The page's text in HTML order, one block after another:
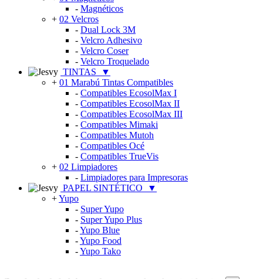
- Magnéticos
+ 02 Velcros
- Dual Lock 3M
- Velcro Adhesivo
- Velcro Coser
- Velcro Troquelado
TINTAS
▼
+ 01 Marabú Tintas Compatibles
- Compatibles EcosolMax I
- Compatibles EcosolMax II
- Compatibles EcosolMax III
- Compatibles Mimaki
- Compatibles Mutoh
- Compatibles Océ
- Compatibles TrueVis
+ 02 Limpiadores
- Limpiadores para Impresoras
PAPEL SINTÉTICO
▼
+Yupo
- Super Yupo
- Super Yupo Plus
-Yupo Blue
-Yupo Food
-Yupo Tako